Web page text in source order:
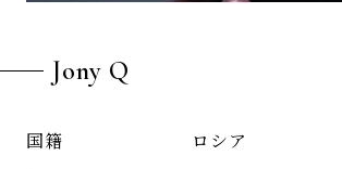
Jony Q
国籍 ロシア